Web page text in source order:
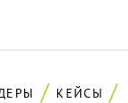
КЕЙСЫ